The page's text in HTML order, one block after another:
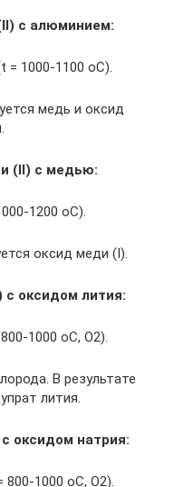
с алюминием:
1000-1100 oC).
медь и оксид
(II) с медью:
1200 oC).
оксид меди (I).
с оксидом лития:
1000 oC, О2).
В результате
лития.
с оксидом натрия:
1000 oC, О2).